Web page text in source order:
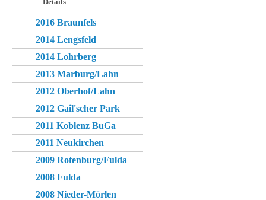
2016 Braunfels
2014 Lengsfeld
2014 Lohrberg
2013 Marburg/Lahn
2012 Oberhof/Lahn
2012 Gail'scher Park
2011 Koblenz BuGa
2011 Neukirchen
2009 Rotenburg/Fulda
2008 Fulda
2008 Nieder-Mörlen